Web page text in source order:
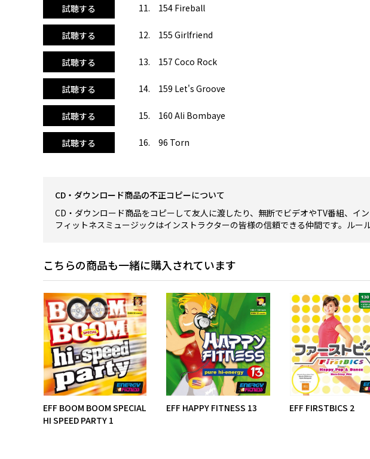
試聴する 11. 154 Fireball
試聴する 12. 155 Girlfriend
試聴する 13. 157 Coco Rock
試聴する 14. 159 Let's Groove
試聴する 15. 160 Ali Bombaye
試聴する 16. 96 Torn
CD・ダウンロード商品の不正コピーについて
CD・ダウンロード商品をコピーして友人に渡したり、無断でビデオやTV番組、イ
フィットネスミュージックはインストラクターの皆様の信頼できる仲間です。ルー
こちらの商品も一緒に購入されています
EFF BOOM BOOM SPECIAL
HI SPEED PARTY 1
EFF HAPPY FITNESS 13 EFF FIRSTBICS 2